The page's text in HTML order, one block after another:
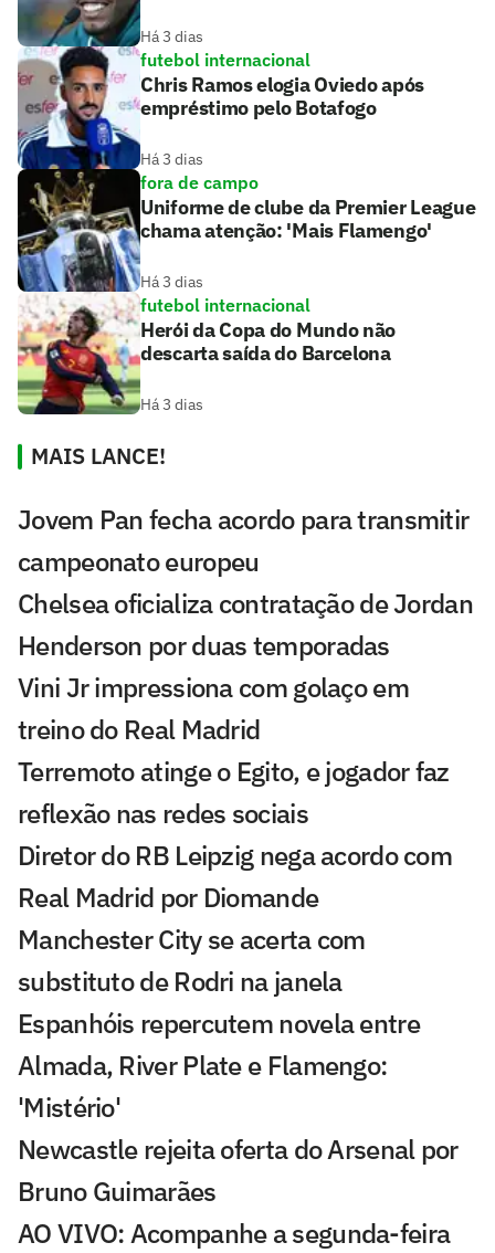
Há 3 dias
futebol internacional
Chris Ramos elogia Oviedo após
empréstimo pelo Botafogo
Há 3 dias
fora de campo
Uniforme de clube da Premier League
chama atenção: 'Mais Flamengo'
Há 3 dias
futebol internacional
Herói da Copa do Mundo não
descarta saída do Barcelona
Há 3 dias
MAIS LANCE!
Jovem Pan fecha acordo para transmitir
campeonato europeu
Chelsea oficializa contratação de Jordan
Henderson por duas temporadas
Vini Jr impressiona com golaço em
treino do Real Madrid
Terremoto atinge o Egito, e jogador faz
reflexão nas redes sociais
Diretor do RB Leipzig nega acordo com
Real Madrid por Diomande
Manchester City se acerta com
substituto de Rodri na janela
Espanhóis repercutem novela entre
Almada, River Plate e Flamengo:
'Mistério'
Newcastle rejeita oferta do Arsenal por
Bruno Guimarães
AO VIVO: Acompanhe a segunda-feira